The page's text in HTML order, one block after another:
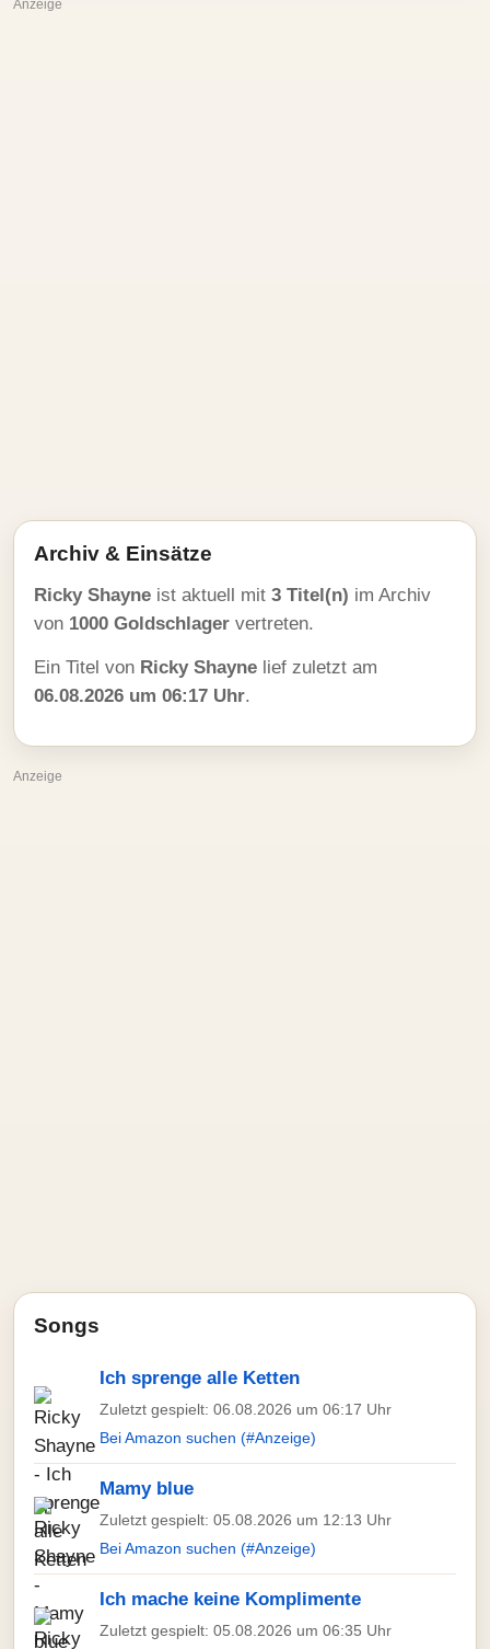
Anzeige
Archiv & Einsätze
Ricky Shayne ist aktuell mit 3 Titel(n) im Archiv
von 1000 Goldschlager vertreten.
Ein Titel von Ricky Shayne lief zuletzt am
06.08.2026 um 06:17 Uhr.
Anzeige
Songs
Ich sprenge alle Ketten
Zuletzt gespielt: 06.08.2026 um 06:17 Uhr
Bei Amazon suchen (#Anzeige)
Mamy blue
Zuletzt gespielt: 05.08.2026 um 12:13 Uhr
Bei Amazon suchen (#Anzeige)
Ich mache keine Komplimente
Zuletzt gespielt: 05.08.2026 um 06:35 Uhr